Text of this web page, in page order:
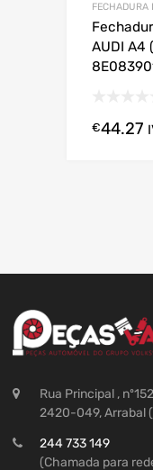
FECHADURA
AUDI A4
€44.27
Rua Principal ,
2420-049, Arrabal
244 733 149
(Chamada para